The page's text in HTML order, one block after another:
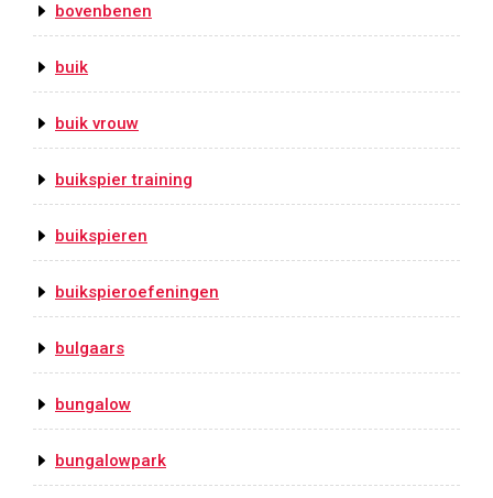
bovenbenen
buik
buik vrouw
buikspier training
buikspieren
buikspieroefeningen
bulgaars
bungalow
bungalowpark